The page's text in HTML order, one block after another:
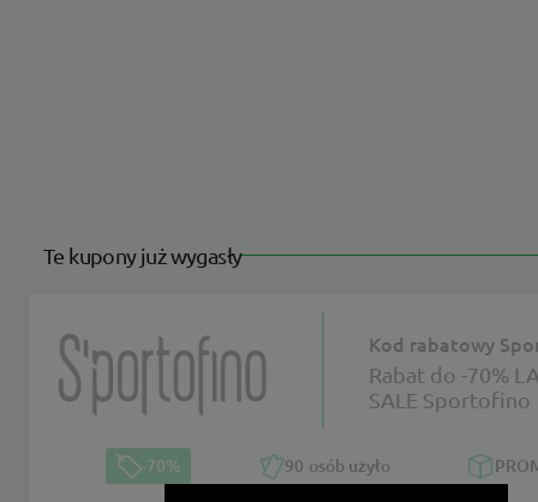
Te kupony już wygasły
Kod rabatowy
Rabat do -70%
SALE Sportofino
-70% 90 osób użyło